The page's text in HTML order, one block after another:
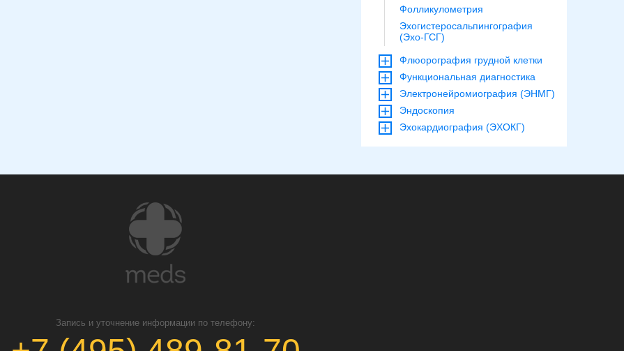
Фолликулометрия
Эхогистеросальпингография
(Эхо-ГСГ)
Флюорография грудной клетки
Функциональная диагностика
Электронейромиография (ЭНМГ)
Эндоскопия
Эхокардиография (ЭХОКГ)
Запись и уточнение информации по телефону: